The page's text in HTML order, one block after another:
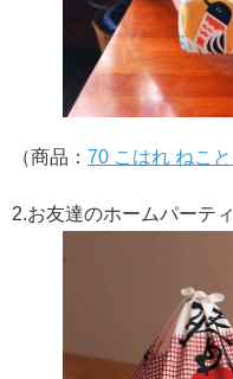
（商品： 70 こはれ ねこ
2.お友達のホームパーテ